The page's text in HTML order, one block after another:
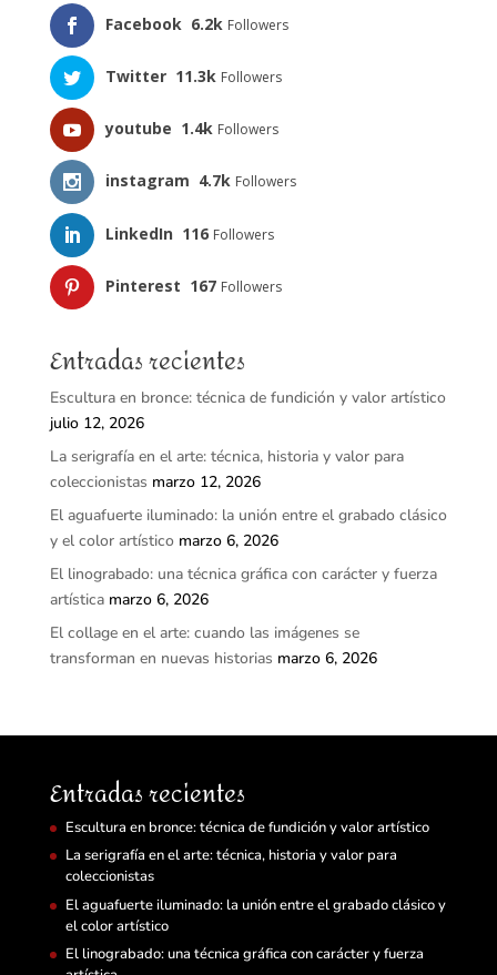
Facebook 6.2k Followers
Twitter 11.3k Followers
youtube 1.4k Followers
instagram 4.7k Followers
LinkedIn 116 Followers
Pinterest 167 Followers
Entradas recientes
Escultura en bronce: técnica de fundición y valor artístico
julio 12, 2026
La serigrafía en el arte: técnica, historia y valor para
coleccionistas marzo 12, 2026
El aguafuerte iluminado: la unión entre el grabado clásico
y el color artístico marzo 6, 2026
El linograbado: una técnica gráfica con carácter y fuerza
artística marzo 6, 2026
El collage en el arte: cuando las imágenes se
transforman en nuevas historias marzo 6, 2026
Entradas recientes
Escultura en bronce: técnica de fundición y valor artístico
La serigrafía en el arte: técnica, historia y valor para
coleccionistas
El aguafuerte iluminado: la unión entre el grabado clásico y
el color artístico
El linograbado: una técnica gráfica con carácter y fuerza